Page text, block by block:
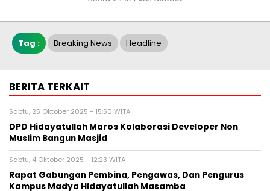
Tag : Breaking News Headline
BERITA TERKAIT
Sabtu, 25 Oktober 2025 - 15:50 WITA
DPD Hidayatullah Maros Kolaborasi Developer Non
Muslim Bangun Masjid
Sabtu, 4 Oktober 2025 - 12:23 WITA
Rapat Gabungan Pembina, Pengawas, Dan Pengurus
Kampus Madya Hidayatullah Masamba